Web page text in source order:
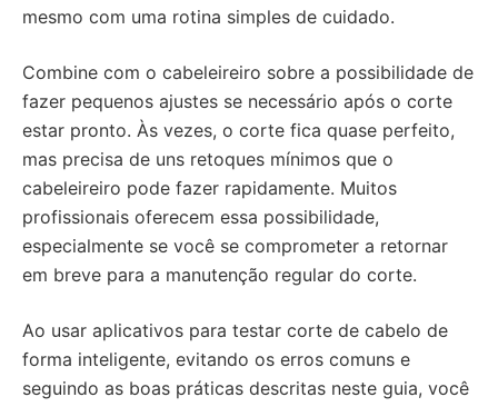
mesmo com uma rotina simples de cuidado.
Combine com o cabeleireiro sobre a possibilidade de
fazer pequenos ajustes se necessário após o corte
estar pronto. Às vezes, o corte fica quase perfeito,
mas precisa de uns retoques mínimos que o
cabeleireiro pode fazer rapidamente. Muitos
profissionais oferecem essa possibilidade,
especialmente se você se comprometer a retornar
em breve para a manutenção regular do corte.
Ao usar aplicativos para testar corte de cabelo de
forma inteligente, evitando os erros comuns e
seguindo as boas práticas descritas neste guia, você